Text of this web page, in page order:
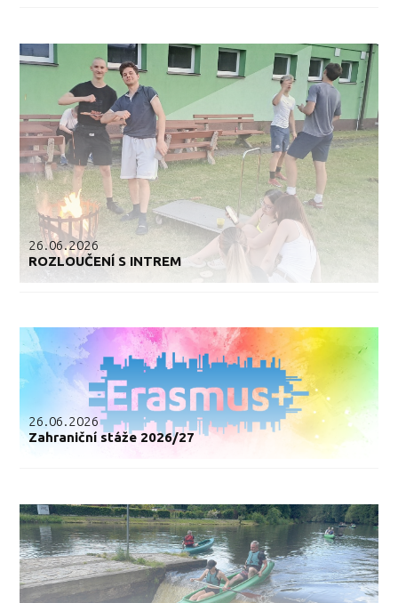
26.06.2026
ROZLOUČENÍ S INTREM
26.06.2026
Zahraniční stáže 2026/27